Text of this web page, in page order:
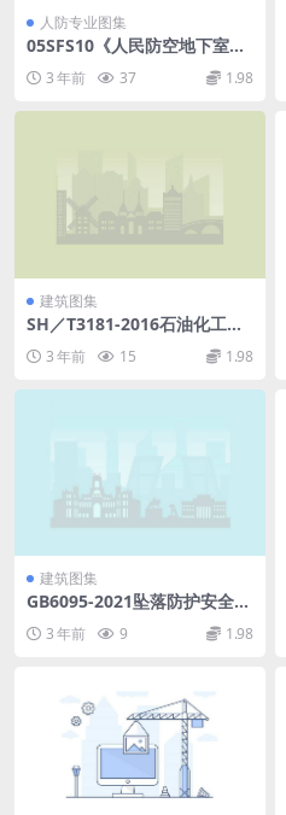
人防专业图集
05SFS10《人民防空地下室设
计规范》图示给水排水专业.p
df 3 年前 37 1.98
建筑图集
SH／T3181-2016石油化工仪
计规范.pdf
3 年前 15 1.98
建筑图集
GB6095-2021坠落防护安全
3 年前 9 1.98